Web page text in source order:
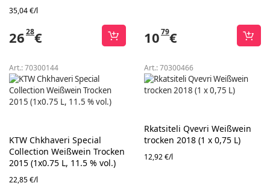
35,04 €/l
2628€ 1079€
Art.:70300144
KTW Chkhaveri Special
Collection Weißwein Trocken
2015 (1x0.75 L, 11.5 % vol.)
22,85 €/l
Art.:70300466
Rkatsiteli Qvevri Weißwein
trocken 2018 (1 x 0,75 L)
12,92 €/l